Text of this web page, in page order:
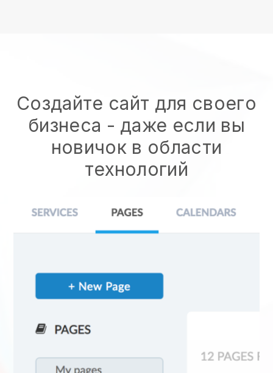
Создайте сайт для своего
бизнеса - даже если вы
новичок в области
технологий